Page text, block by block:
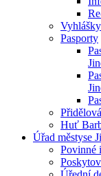
Pasporty
Huť
Úřad městyse
Povinné